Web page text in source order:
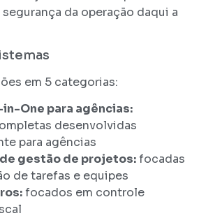
da operação daqui a
em 5 categorias:
One para agências:
desenvolvidas
para agências
gestão de projetos:focadas
de tarefas e equipes
focados em controle